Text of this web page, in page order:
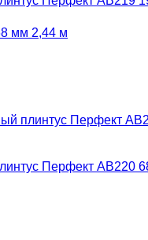
Перфект AB220